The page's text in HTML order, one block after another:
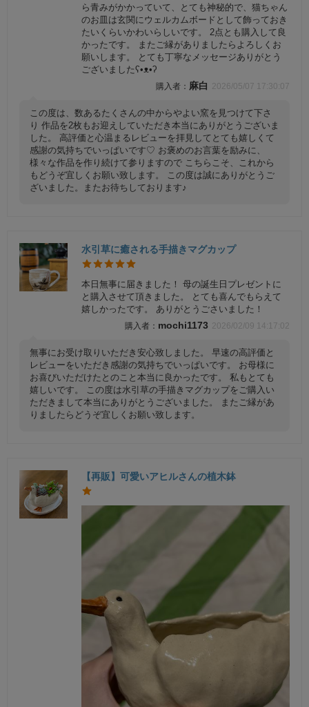
ら青みがかかっていて、とても神秘的で、猫ちゃん
のお皿は玄関にウェルカムボードとして飾っておき
たいくらいかわいらしいです。 2点とも購入して良
かったです。 またご縁がありましたらよろしくお
願いします。 とても丁寧なメッセージありがとう
ございましたʕ•ᴥ•ʔ
麻白 2026/05/07 17:30:07
この度は、数あるたくさんの中からやよい窯を見つけて下さ
り 作品を2枚もお迎えしていただき本当にありがとうございま
した。 高評価と心温まるレビューを拝見してとても嬉しくて
感謝の気持ちでいっぱいです♡ お褒めのお言葉を励みに、
様々な作品を作り続けて参りますので こちらこそ、これから
もどうぞ宜しくお願い致します。 この度は誠にありがとうご
ざいました。またお待ちしております♪
水引草に癒される手描きマグカップ
本日無事に届きました！ 母の誕生日プレゼントに
と購入させて頂きました。 とても喜んでもらえて
嬉しかったです。 ありがとうごさいました！
mochi1173 2026/02/09 14:17:02
無事にお受け取りいただき安心致しました。 早速の高評価と
レビューをいただき感謝の気持ちでいっぱいです。 お母様に
お喜びいただけたとのこと本当に良かったです。 私もとても
嬉しいです。 この度は水引草の手描きマグカップをご購入い
ただきまして本当にありがとうございました。 またご縁があ
りましたらどうぞ宜しくお願い致します。
【再販】可愛いアヒルさんの植木鉢